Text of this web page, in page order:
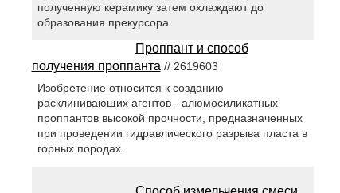
полученную керамику затем охлаждают до
образования прекурсора.
Проппант и способ
получения проппанта// 2619603
Изобретение относится к созданию
расклинивающих агентов - алюмосиликатных
проппантов высокой прочности, предназначенных
при проведении гидравлического разрыва пласта в
горных породах.